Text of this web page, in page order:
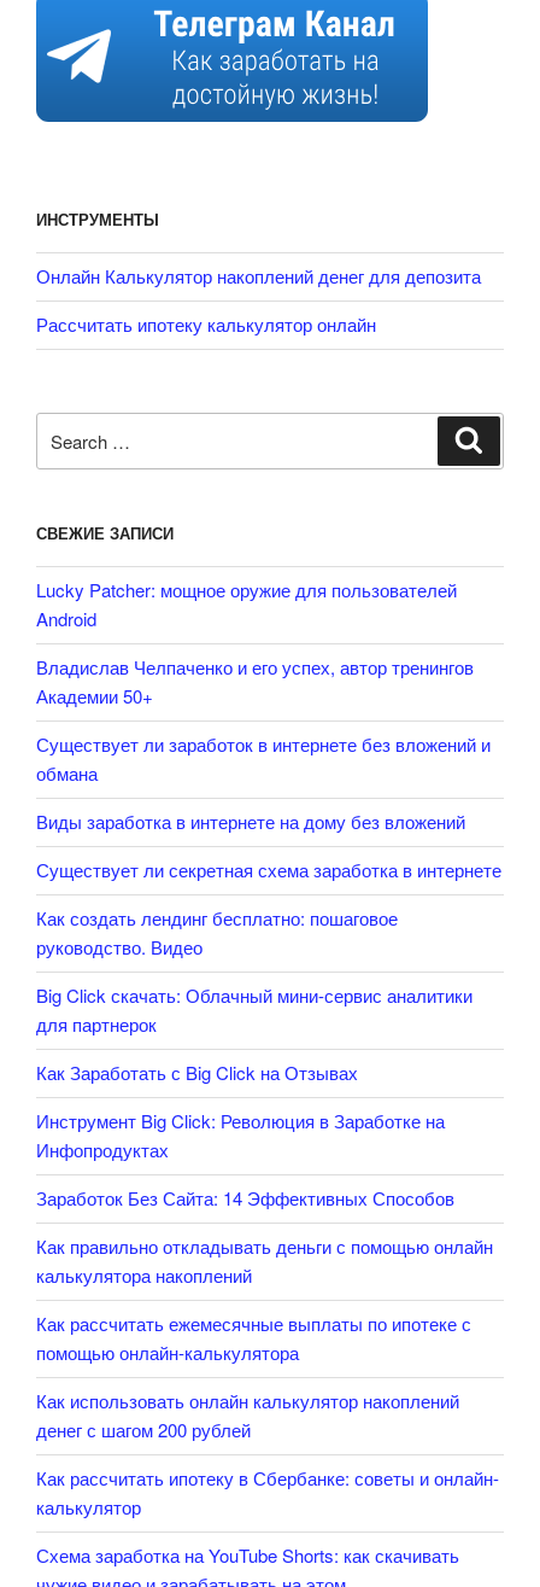
ИНСТРУМЕНТЫ
Онлайн Калькулятор накоплений денег для депозита
Рассчитать ипотеку калькулятор онлайн
for:
СВЕЖИЕ ЗАПИСИ
Lucky Patcher: мощное оружие для пользователей
Android
Владислав Челпаченко и его успех, автор тренингов
Академии 50+
Существует ли заработок в интернете без вложений и
обмана
Виды заработка в интернете на дому без вложений
Существует ли секретная схема заработка в интернете
Как создать лендинг бесплатно: пошаговое
руководство. Видео
Big Click скачать: Облачный мини-сервис аналитики
для партнерок
Как Заработать с Big Click на Отзывах
Инструмент Big Click: Революция в Заработке на
Инфопродуктах
Заработок Без Сайта: 14 Эффективных Способов
Как правильно откладывать деньги с помощью онлайн
калькулятора накоплений
Как рассчитать ежемесячные выплаты по ипотеке с
помощью онлайн-калькулятора
Как использовать онлайн калькулятор накоплений
денег с шагом 200 рублей
Как рассчитать ипотеку в Сбербанке: советы и онлайн-
калькулятор
Схема заработка на YouTube Shorts: как скачивать